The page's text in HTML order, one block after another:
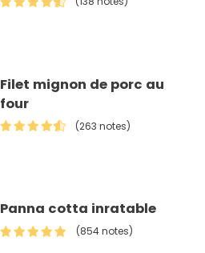
Filet mignon de porc au
four
(263 notes)
Panna cotta inratable
(854 notes)